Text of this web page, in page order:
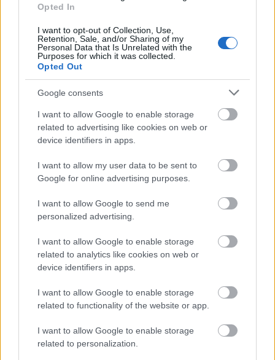
Opted In
I want to opt-out of Collection, Use,
Retention, Sale, and/or Sharing of my
Personal Data that Is Unrelated with the
Purposes for which it was collected.
Opted Out
Google consents
I want to allow Google to enable storage
related to advertising like cookies on web or
device identifiers in apps.
I want to allow my user data to be sent to
Google for online advertising purposes.
I want to allow Google to send me
personalized advertising.
I want to allow Google to enable storage
related to analytics like cookies on web or
device identifiers in apps.
I want to allow Google to enable storage
related to functionality of the website or app.
I want to allow Google to enable storage
related to personalization.
Kimolos Experience Festival